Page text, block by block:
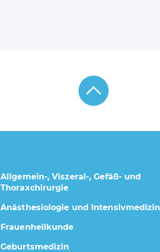
Allgemein-, Viszeral-, Gefäß- und
Thoraxchirurgie
Anästhesiologie und Intensivmedizin
Frauenheilkunde
Geburtsmedizin